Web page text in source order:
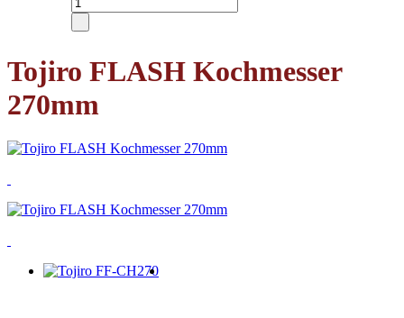
Tojiro FLASH Kochmesser
270mm